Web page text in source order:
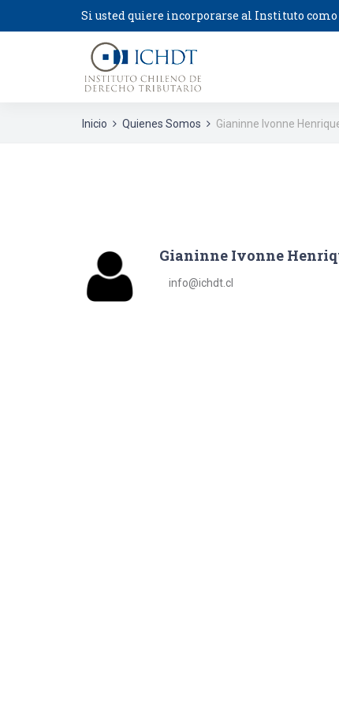
Si usted quiere incorporarse al Instituto como
Inicio Quienes Somos Gianinne Ivonne
Gianinne Ivonne
info@ichdt.cl